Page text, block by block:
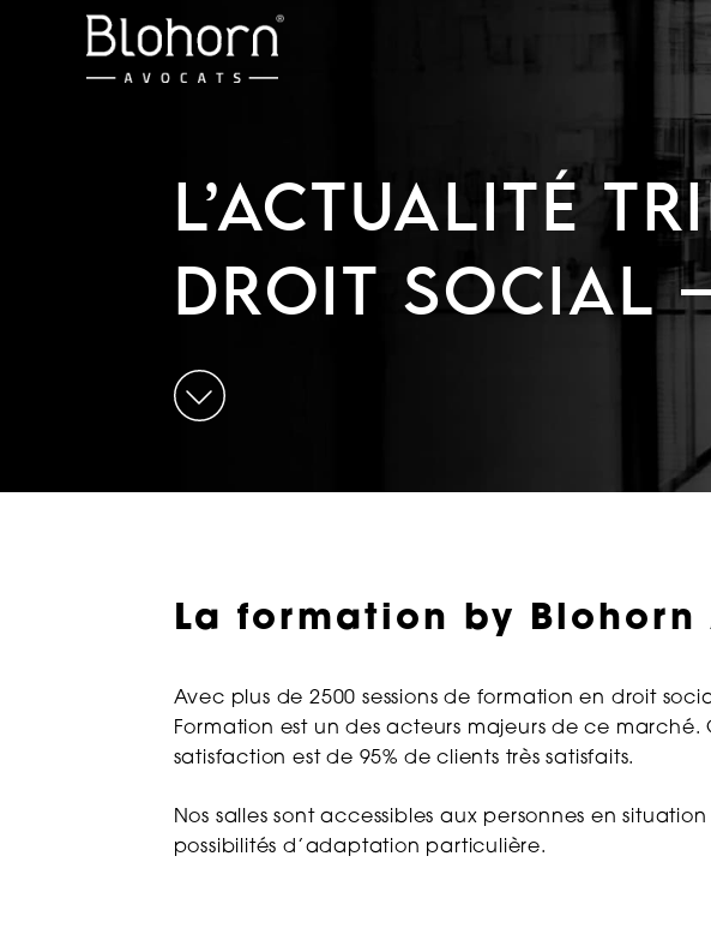
L’ACTUALITÉ
DROIT SOCIAL
La formation by Blohorn
Avec plus de 2500 sessions de formation en droit
Formation est un des acteurs majeurs de ce
satisfaction est de 95% de clients très satisfaits.
Nos salles sont accessibles aux personnes en
possibilités d’adaptation particulière.